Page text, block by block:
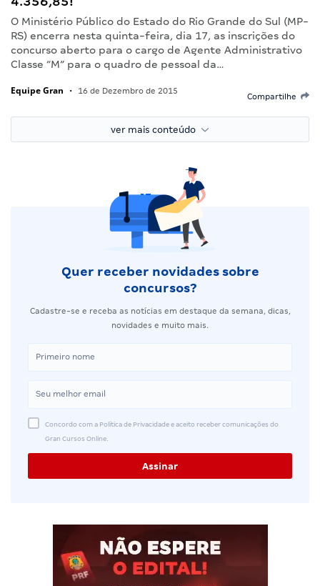
O Ministério Público do Estado do Rio Grande do Sul (MP-
RS) encerra nesta quinta-feira, dia 17, as inscrições do
concurso aberto para o cargo de Agente Administrativo
Classe “M” para o quadro de pessoal da…
Equipe Gran • 16 de Dezembro de 2015
Compartilhe
ver mais conteúdo
Quer receber novidades sobre
concursos?
Cadastre-se e receba as notícias em destaque da semana, dicas,
novidades e muito mais.
Concordo com a Política de Privacidade e aceito receber comunicações do
Gran Cursos Online.